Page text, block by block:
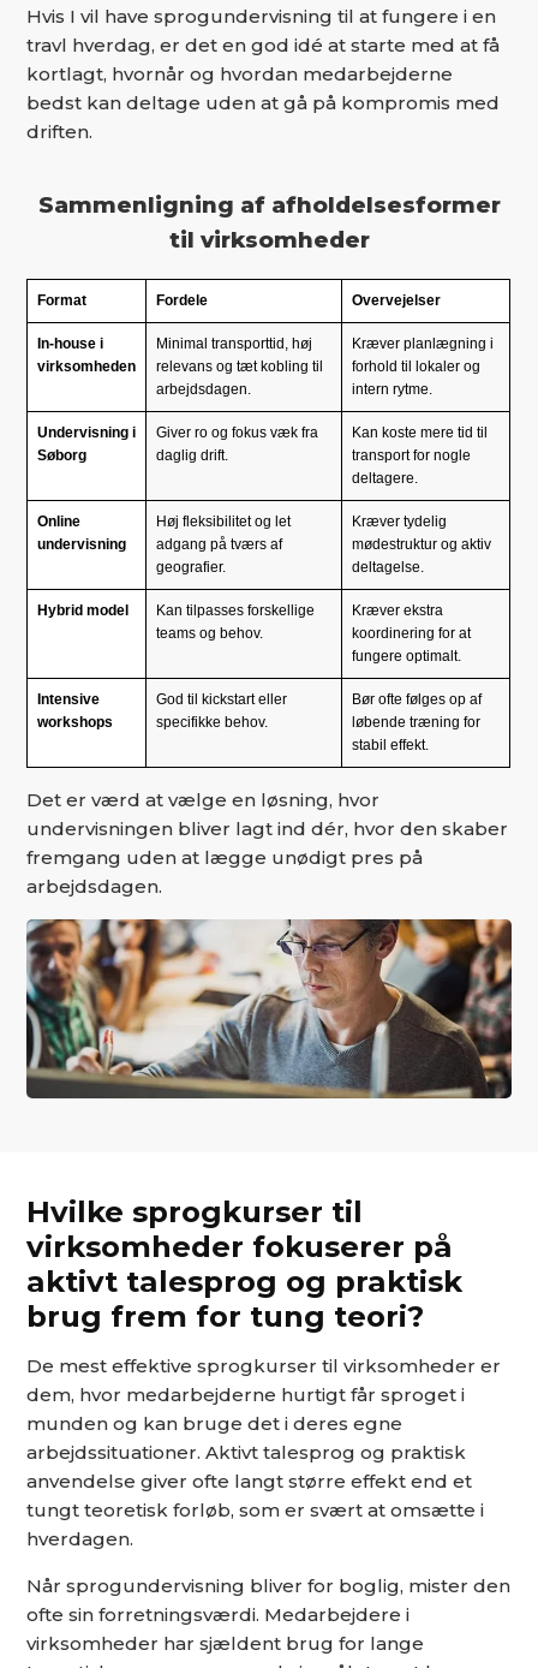
Hvis I vil have sprogundervisning til at fungere i en
travl hverdag, er det en god idé at starte med at få
kortlagt, hvornår og hvordan medarbejderne
bedst kan deltage uden at gå på kompromis med
driften.
Sammenligning af afholdelsesformer
til virksomheder
Format Fordele Overvejelser
In-house i
virksomheden
Minimal transporttid, høj
relevans og tæt kobling til
arbejdsdagen.
Kræver planlægning i
forhold til lokaler og
intern rytme.
Undervisning i
Søborg
Giver ro og fokus væk fra
daglig drift.
Kan koste mere tid til
transport for nogle
deltagere.
Online
undervisning
Høj fleksibilitet og let
adgang på tværs af
geografier.
Kræver tydelig
mødestruktur og aktiv
deltagelse.
Hybrid model
Kan tilpasses forskellige
teams og behov.
Kræver ekstra
koordinering for at
fungere optimalt.
Intensive
workshops
God til kickstart eller
specifikke behov.
Bør ofte følges op af
løbende træning for
stabil effekt.
Det er værd at vælge en løsning, hvor
undervisningen bliver lagt ind dér, hvor den skaber
fremgang uden at lægge unødigt pres på
arbejdsdagen.
Hvilke sprogkurser til
virksomheder fokuserer på
aktivt talesprog og praktisk
brug frem for tung teori?
De mest effektive sprogkurser til virksomheder er
dem, hvor medarbejderne hurtigt får sproget i
munden og kan bruge det i deres egne
arbejdssituationer. Aktivt talesprog og praktisk
anvendelse giver ofte langt større effekt end et
tungt teoretisk forløb, som er svært at omsætte i
hverdagen.
Når sprogundervisning bliver for boglig, mister den
ofte sin forretningsværdi. Medarbejdere i
virksomheder har sjældent brug for lange